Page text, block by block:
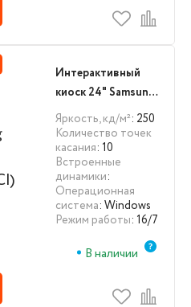
Интерактивный
киоск 24" Samsung
KM24C-3
(LH24KMC3BGCXCI)
Яркость, кд/м²: 250
Количество точек
касания: 10
Встроенные
динамики:
Операционная
система: Windows
Режим работы: 16/7
В наличии